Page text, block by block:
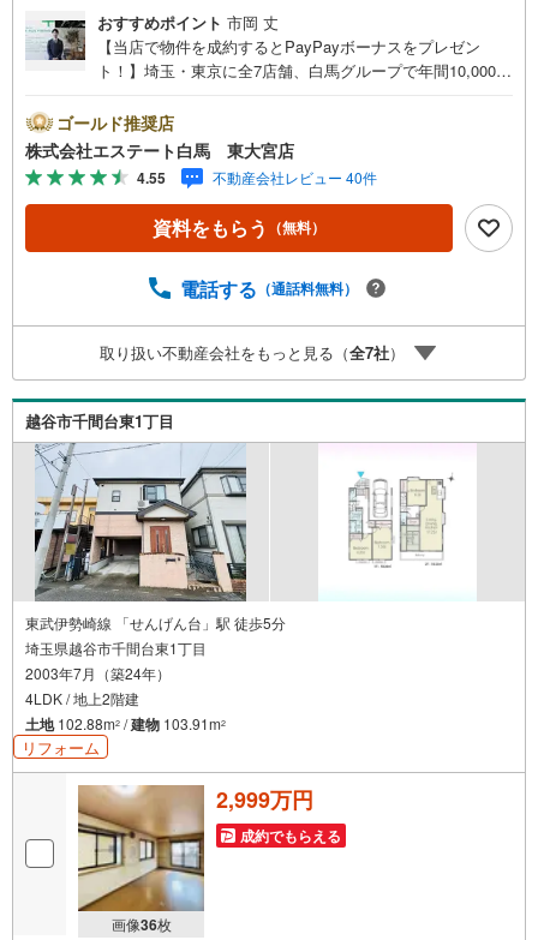
おすすめポイント 市岡 丈
【当店で物件を成約するとPayPayボーナスをプレゼン
ト！】埼玉・東京に全7店舗、白馬グループで年間10,000人
築・リフォーム・資金計画のプロが、より良いご提案をい
たします。～人気のリモート見学・リモート相談サービス
～・小さいお子様や家事で外出できない、天気が悪く外出
したくない時・LINEやZOOMなど無料のアプリですぐにご
利用いただけます・リモート見学はスタッフがご興味ある
物件の現地から映像をお届けします・写真では伝わりにく
「見え方」などもしっかり確認できます・リモート相談は
ャルプランナーと1対1で・バーチャル背景でプライバシー
も安心・忙しいパートナーに変わって予め確認も・別々の
場所から家族みんなで参加もできます・お気軽にご相談下
さい～営業時間～9:30～18:30こちらのお時間でしたらお電
話でのお問合せがスムーズですお気軽にお問合せください
ゴールド推奨店
株式会社エステート白馬 東大宮店
4.55 不動産会社レビュー 40件
資料をもらう （無料）
電話する （通話料無料）
取り扱い不動産会社をもっと見る（全7社）
越谷市千間台東1丁目
東武伊勢崎線 「せんげん台」駅 徒歩5分
埼玉県越谷市千間台東1丁目
2003年7月（築24年）
4LDK / 地上2階建
土地102.88m2 /建物 103.91m2
リフォーム
画像36枚
2,999万円
成約でもらえる